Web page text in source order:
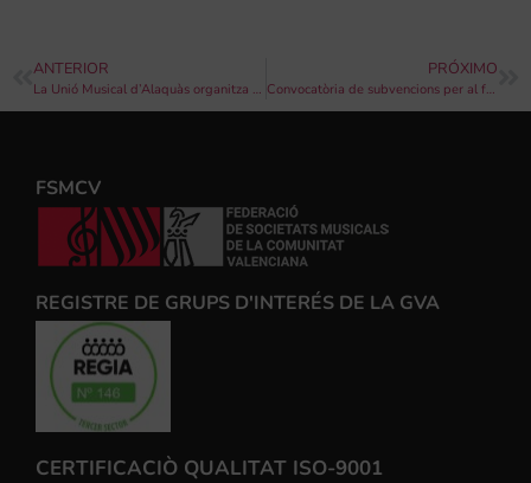
ANTERIOR
La Unió Musical d’Alaquàs organitza el I Curs de direcció de banda
PRÓXIMO
Convocatòria de subvencions per al foment del valencià en l’àmbit social, 2022
FSMCV
REGISTRE DE GRUPS D'INTERÉS DE LA GVA
CERTIFICACIÒ QUALITAT ISO-9001